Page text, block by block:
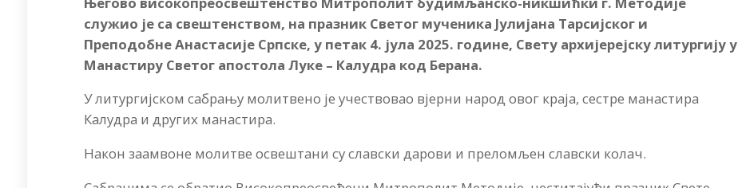
служио је са свештенством, на празник Светог мученика Јулијана Тарсијског и
Преподобне Анастасије Српске, у петак 4. јула 2025. године, Свету архијерејску литургију у
Манастиру Светог апостола Луке – Калудра код Берана.
У литургијском сабрању молитвено је учествовао вјерни народ овог краја, сестре манастира
Калудра и других манастира.
Након заамвоне молитве освештани су славски дарови и преломљен славски колач.